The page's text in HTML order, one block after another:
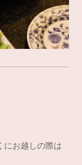
にお越しの際は